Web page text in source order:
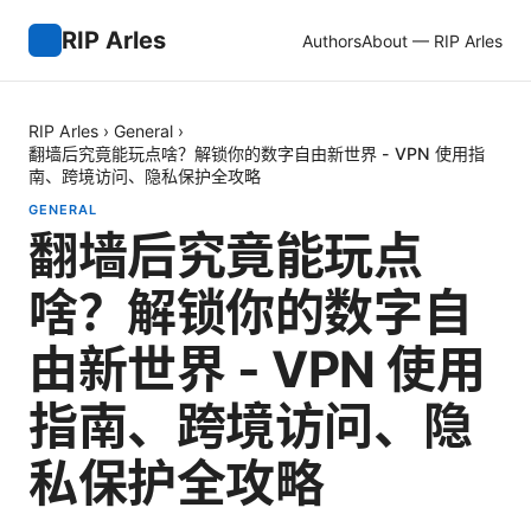
RIP Arles AuthorsAbout — RIP Arles
RIP Arles › General ›
翻墙后究竟能玩点啥？解锁你的数字自由新世界 - VPN 使用指
南、跨境访问、隐私保护全攻略
GENERAL
翻墙后究竟能玩点
啥？解锁你的数字自
由新世界 - VPN 使用
指南、跨境访问、隐
私保护全攻略